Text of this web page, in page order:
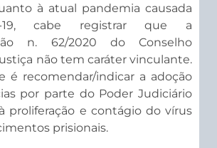
à atual pandemia causada
19, cabe registrar que a
n. 62/2020 do Conselho
não tem caráter vinculante.
é recomendar/indicar a adoção
por parte do Poder Judiciário
proliferação e contágio do vírus
prisionais.